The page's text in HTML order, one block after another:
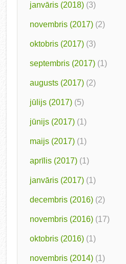
janvāris (2018) (3)
novembris (2017) (2)
oktobris (2017) (3)
septembris (2017) (1)
augusts (2017) (2)
jūlijs (2017) (5)
jūnijs (2017) (1)
maijs (2017) (1)
aprīlis (2017) (1)
janvāris (2017) (1)
decembris (2016) (2)
novembris (2016) (17)
oktobris (2016) (1)
novembris (2014) (1)